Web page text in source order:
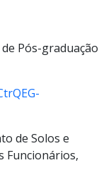
Pós-graduação
de Solos e
Funcionários,